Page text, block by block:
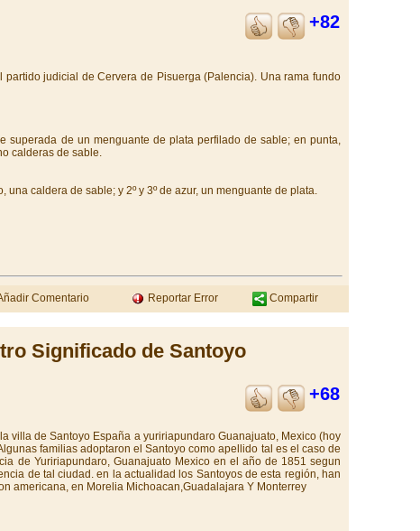
+82
judicial de Cervera de Pisuerga (Palencia). Una rama fundo
superada de un menguante de plata perfilado de sable; en punta,
calderas de sable.
una caldera de sable; y 2º y 3º de azur, un menguante de plata.
Comentario Reportar Error Compartir
Significado de Santoyo
+68
villa de Santoyo España a yuririapundaro Guanajuato, Mexico (hoy
familias adoptaron el Santoyo como apellido tal es el caso de
de Yuririapundaro, Guanajuato Mexico en el año de 1851 segun
de tal ciudad. en la actualidad los Santoyos de esta región, han
americana, en Morelia Michoacan,Guadalajara Y Monterrey